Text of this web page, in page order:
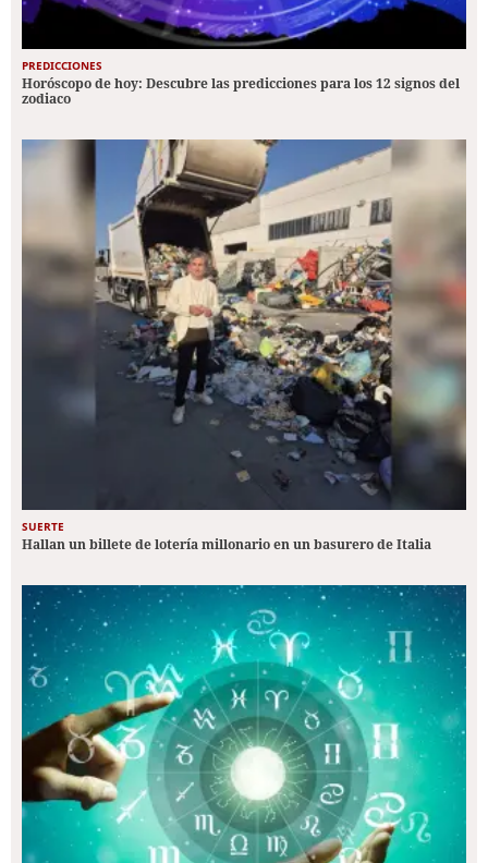
PREDICCIONES
Horóscopo de hoy: Descubre las predicciones para los 12 signos del
zodiaco
SUERTE
Hallan un billete de lotería millonario en un basurero de Italia